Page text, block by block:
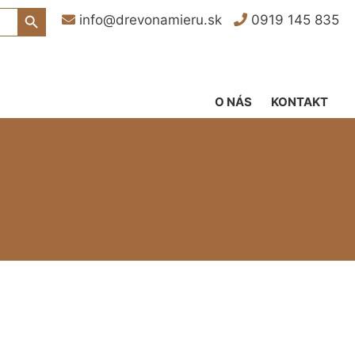
info@drevonamieru.sk 0919 145 835
Search Button
KONTAKT
O NÁS